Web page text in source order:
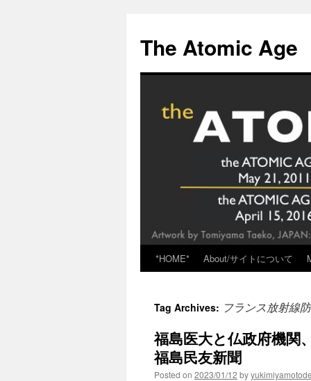
content
The Atomic Age
*HOME* About/サイトについて
Tag Archives: フランス放射線
福島医大と仏政府機関
福島民友新聞
Posted on 2023/01/12 by